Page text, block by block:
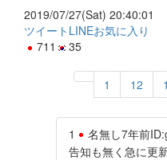
2019/07/27(Sat) 20:40:01
ツイート LINEお気に入り
711
35
1 12
1 名無し7年前
告知も無く急に更